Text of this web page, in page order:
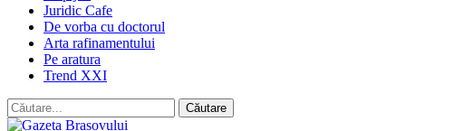
Juridic Cafe
De vorba cu doctorul
Arta rafinamentului
Pe aratura
Trend XXI